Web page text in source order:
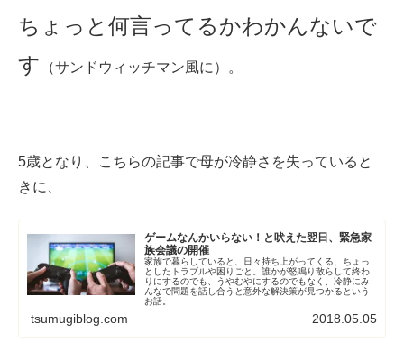
ちょっと何言ってるかわかんないで
す
（サンドウィッチマン風に）。
5歳となり、こちらの記事で母が冷静さを失っていると
きに、
ゲームなんかいらない！と吠えた翌日、緊急家
族会議の開催
家族で暮らしていると、日々持ち上がってくる、ちょっ
としたトラブルや困りごと。誰かが怒鳴り散らして終わ
りにするのでも、うやむやにするのでもなく、冷静にみ
んなで問題を話し合うと意外な解決策が見つかるという
お話。
tsumugiblog.com 2018.05.05